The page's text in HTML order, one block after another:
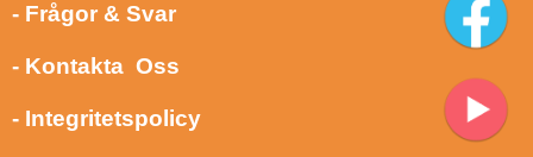
- Frågor & Svar
- Kontakta Oss
- Integritetspolicy